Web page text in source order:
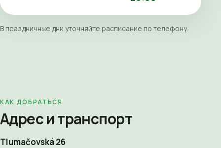
В праздничные дни уточняйте расписание по телефону.
КАК ДОБРАТЬСЯ
Адрес и транспорт
Tlumačovská 26